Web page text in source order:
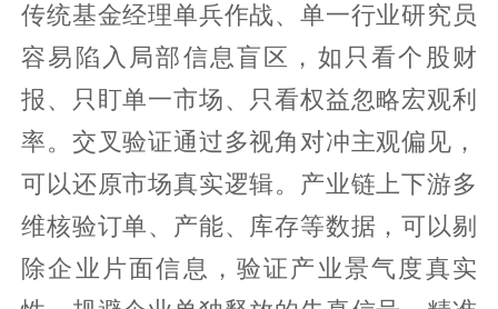
传统基金经理单兵作战、单一行业研究员
容易陷入局部信息盲区，如只看个股财
报、只盯单一市场、只看权益忽略宏观利
率。交叉验证通过多视角对冲主观偏见，
可以还原市场真实逻辑。产业链上下游多
维核验订单、产能、库存等数据，可以剔
除企业片面信息，验证产业景气度真实